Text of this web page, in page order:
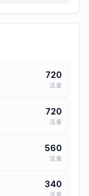
720
流量
720
流量
560
流量
340
流量